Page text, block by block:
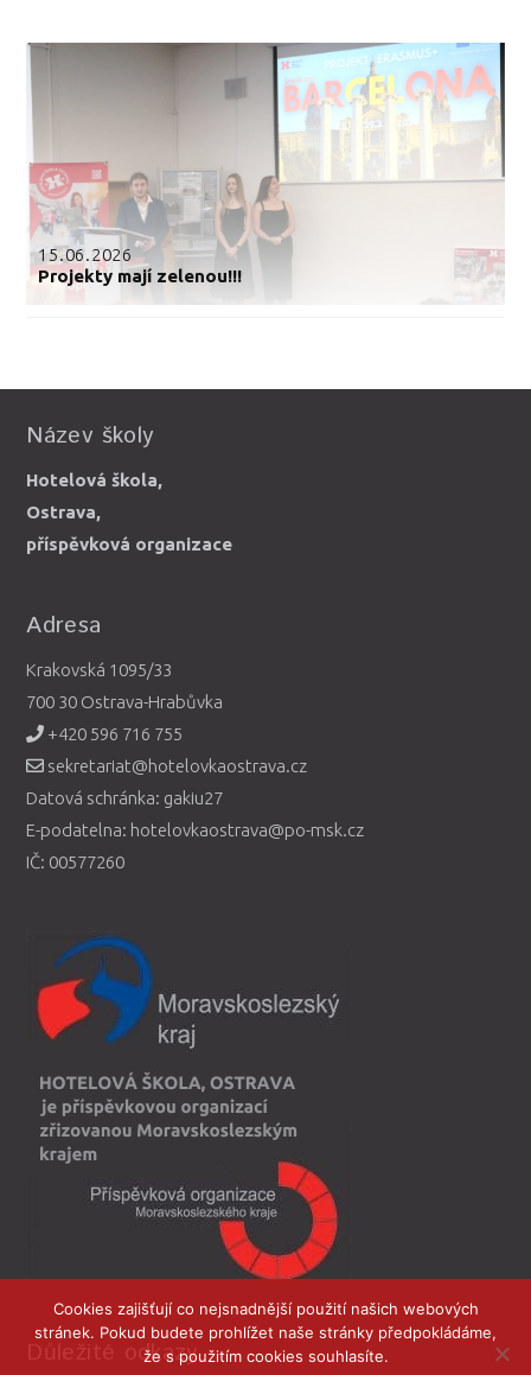
15.06.2026
Projekty mají zelenou!!!
Název školy
Hotelová škola,
Ostrava,
příspěvková organizace
Adresa
Krakovská 1095/33
700 30 Ostrava-Hrabůvka
+420 596 716 755
sekretariat@hotelovkaostrava.cz
Datová schránka: gakiu27
E-podatelna: hotelovkaostrava@po-msk.cz
IČ: 00577260
Důležité odkazy
Cookies zajišťují co nejsnadnější použití našich webových
stránek. Pokud budete prohlížet naše stránky předpokládáme,
že s použitím cookies souhlasíte.